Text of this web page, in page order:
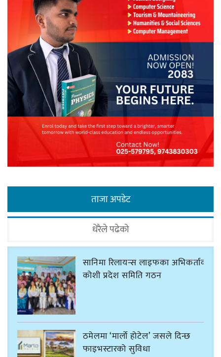
ताजा अपडेट
धेरैले पढेको
सानिमा रिलायन्स लाइफका अभिकर्ताको
कोशी प्रदेश समिति गठन
ठमेलमा ‘मार्लो होटेल’ जसले दिन्छ
फाइभस्टारको सुविधा